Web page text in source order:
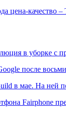
цена-качество
в уборке
после
в мае. На
Fairphone